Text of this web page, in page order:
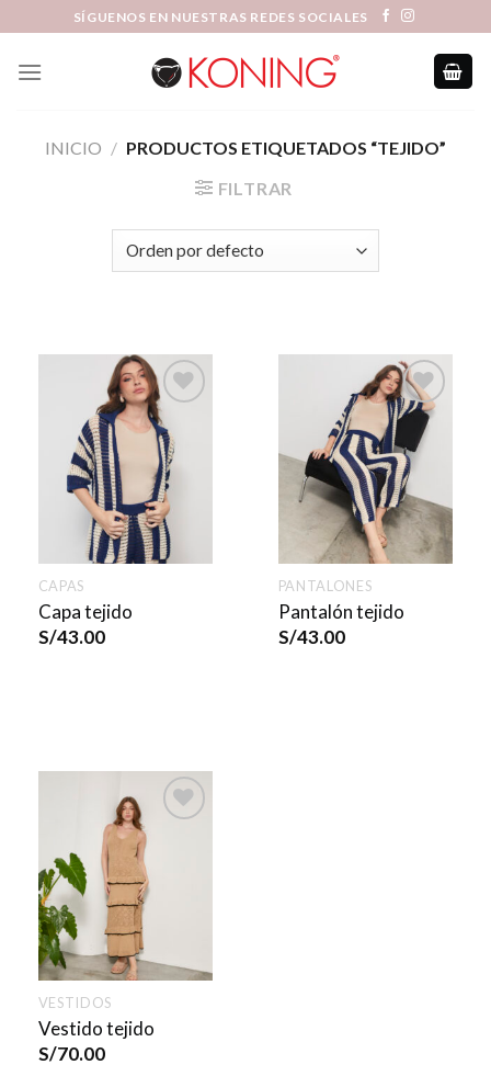
content
SÍGUENOS EN NUESTRAS REDES SOCIALES
INICIO / PRODUCTOS ETIQUETADOS “TEJIDO”
FILTRAR
CAPAS
Capa tejido
S/43.00
PANTALONES
Pantalón tejido
S/43.00
VESTIDOS
Vestido tejido
S/70.00